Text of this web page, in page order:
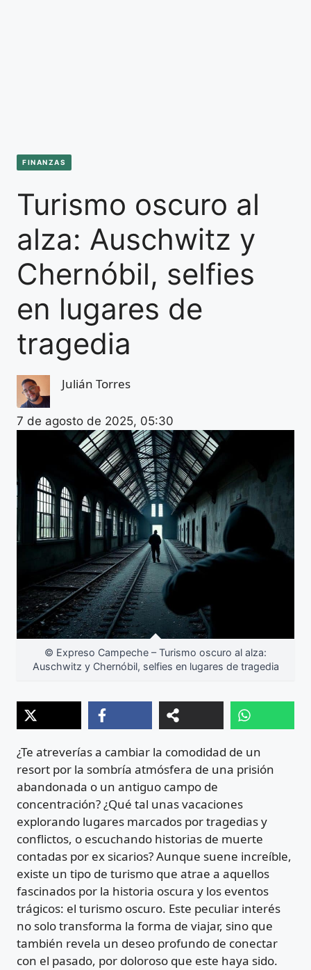
FINANZAS
Turismo oscuro al
alza: Auschwitz y
Chernóbil, selfies
en lugares de
tragedia
Julián Torres
7 de agosto de 2025, 05:30
© Expreso Campeche – Turismo oscuro al alza:
Auschwitz y Chernóbil, selfies en lugares de tragedia
¿Te atreverías a cambiar la comodidad de un
resort por la sombría atmósfera de una prisión
abandonada o un antiguo campo de
concentración? ¿Qué tal unas vacaciones
explorando lugares marcados por tragedias y
conflictos, o escuchando historias de muerte
contadas por ex sicarios? Aunque suene increíble,
existe un tipo de turismo que atrae a aquellos
fascinados por la historia oscura y los eventos
trágicos: el turismo oscuro. Este peculiar interés
no solo transforma la forma de viajar, sino que
también revela un deseo profundo de conectar
con el pasado, por doloroso que este haya sido.